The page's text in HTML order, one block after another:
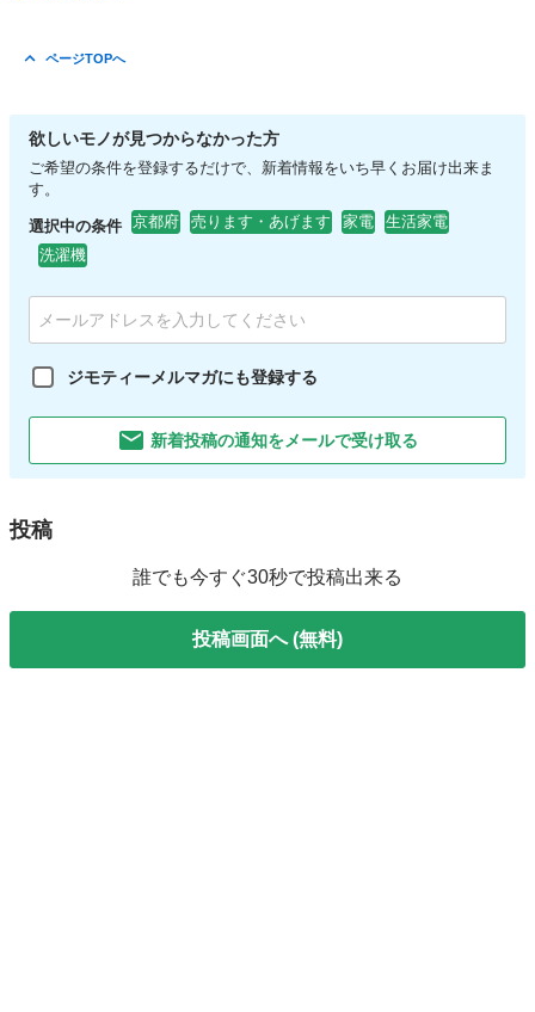
ページTOPへ
欲しいモノが見つからなかった方
ご希望の条件を登録するだけで、新着情報をいち早くお届け出来ま
す。
選択中の条件 京都府 売ります・あげます 家電
生活家電
洗濯機
ジモティーメルマガにも登録する
新着投稿の通知をメールで受け取る
投稿
誰でも今すぐ30秒で投稿出来る
投稿画面へ (無料)